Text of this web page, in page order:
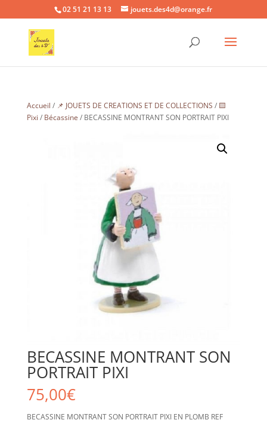
02 51 21 13 13 jouets.des4d@orange.fr
Accueil / 📌 JOUETS DE CREATIONS ET DE COLLECTIONS / 🟨
Pixi / Bécassine / BECASSINE MONTRANT SON PORTRAIT PIXI
BECASSINE MONTRANT SON
PORTRAIT PIXI
75,00€
BECASSINE MONTRANT SON PORTRAIT PIXI EN PLOMB REF